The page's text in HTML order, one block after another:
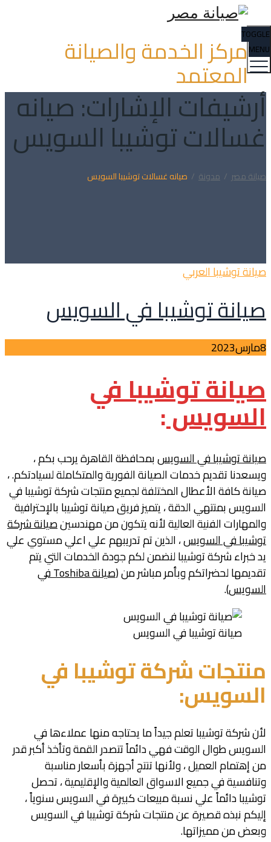
مركز الخدمة والصيانة
المعتمد
TOGGLE
MENU
أرشيفات الإشارات:صيانه
غسالات توشيبا السويس
صيانة مصر / مدونة / صيانه غسالات توشيبا السويس
Categories
صيانة توشيبا العربي
صيانة توشيبا في السويس
8مارس2023
صيانة توشيبا في
السويس:
صيانة توشيبا في السويسبمحافظة القاهرة يرحب بكم ،
ويسعدنا تقديم خدمات الصيانة الفورية والمتكاملة لسيادتكم. ،
صيانة كافة الأعطال المختلفة لجميع منتجات شركة توشيبا في
السويس بمنتهي الدقة ، يتميز فريق صيانة توشيبا بالإحترافية
والمهارات الفنية العالية لأنه يتكون من مهندسينصيانة شركة
توشيبا في السويس، الذين تم تدريبهم علي اعلي مستوي علي
يد خبراء شركة توشيبا لنضمن لكم جودة الخدمات التي يتم
تقديمها لحضراتكم وبأمر مباشر من (صيانةToshiba
في
السويس).
صيانة توشيبا في السويس
منتجات شركة توشيبا في
السويس:
لأن شركة توشيبا تعلم جيداً ما يحتاجه منها عملاءها في
السويس طوال الوقت فهي دائماً تتصدر القمة وتأخذ أكبر قدر
من إهتمام العميل ، ولأنها تنتج أجهزة بأسعار مناسبة
وتنافسية في جميع الاسواق العالمية والإقليمية ، تحصل
توشيبا دائماً علي نسبة مبيعات كبيرة في السويس سنوياً ،
إليكم نبذه قصيرة عن منتجات شركة توشيبا في السويس
وبعض من مميزاتها.